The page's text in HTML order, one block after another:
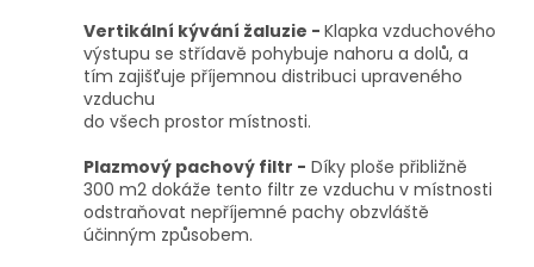
Vertikální kývání žaluzie - Klapka vzduchového
výstupu se střídavě pohybuje nahoru a dolů, a
tím zajišťuje příjemnou distribuci upraveného
vzduchu
do všech prostor místnosti.
Plazmový pachový filtr - Díky ploše přibližně
300 m2 dokáže tento filtr ze vzduchu v místnosti
odstraňovat nepříjemné pachy obzvláště
účinným způsobem.